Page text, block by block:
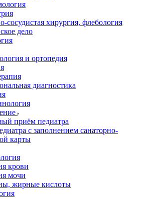
сосудистая хирургия, флебология
дело
и ортопедия
диагностика
приём педиатра
с заполнением санаторно-
карты
крови
мочи
жирные кислоты